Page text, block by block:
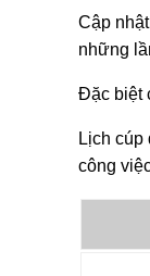
Cập
những
Đặc biệt
Lịch
công